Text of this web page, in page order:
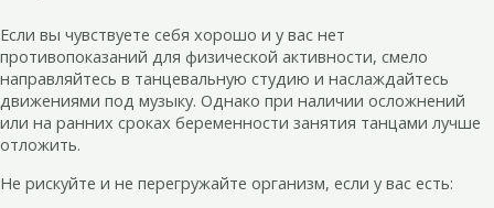
Если вы чувствуете себя хорошо и у вас нет
противопоказаний для физической активности, смело
направляйтесь в танцевальную студию и наслаждайтесь
движениями под музыку. Однако при наличии осложнений
или на ранних сроках беременности занятия танцами лучше
отложить.
Не рискуйте и не перегружайте организм, если у вас есть: